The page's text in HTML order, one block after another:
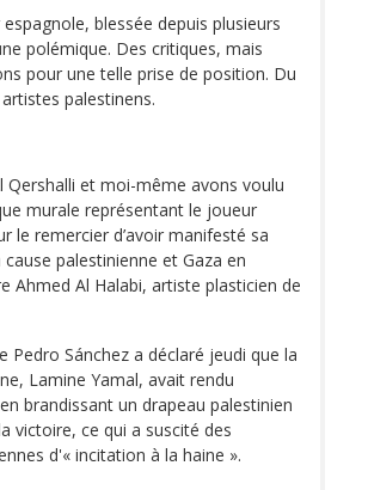
blessée depuis plusieurs
polémique. Des critiques, mais
pour une telle prise de position. Du
palestinens.
Qershalli et moi-même avons voulu
murale représentant le joueur
le remercier d’avoir manifesté sa
palestinienne et Gaza en
Ahmed Al Halabi, artiste plasticien de
Pedro Sánchez a déclaré jeudi que la
Lamine Yamal, avait rendu
brandissant un drapeau palestinien
victoire, ce qui a suscité des
d'« incitation à la haine ».